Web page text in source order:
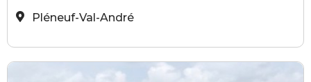
Pléneuf-Val-André